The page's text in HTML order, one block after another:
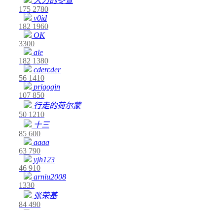
175 2780
v0id
182 1960
OK
3300
ale
182 1380
cdercder
56 1410
prigogin
107 850
行走的荷尔蒙
50 1210
十三
85 600
aaaa
63 790
yjh123
46 910
arniu2008
1330
张荣基
84 490